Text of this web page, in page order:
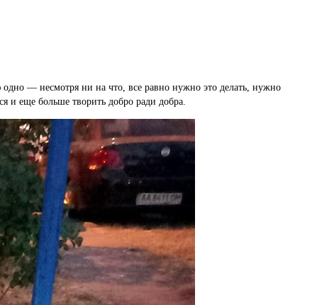
одно — несмотря ни на что, все равно нужно это делать, нужно
и еще больше творить добро ради добра.